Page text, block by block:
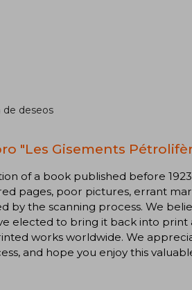
de deseos
"Les Gisements
of a book published before
pages, poor pictures, errant
by the scanning process. We
elected to bring it back into
works worldwide. We
and hope you enjoy this